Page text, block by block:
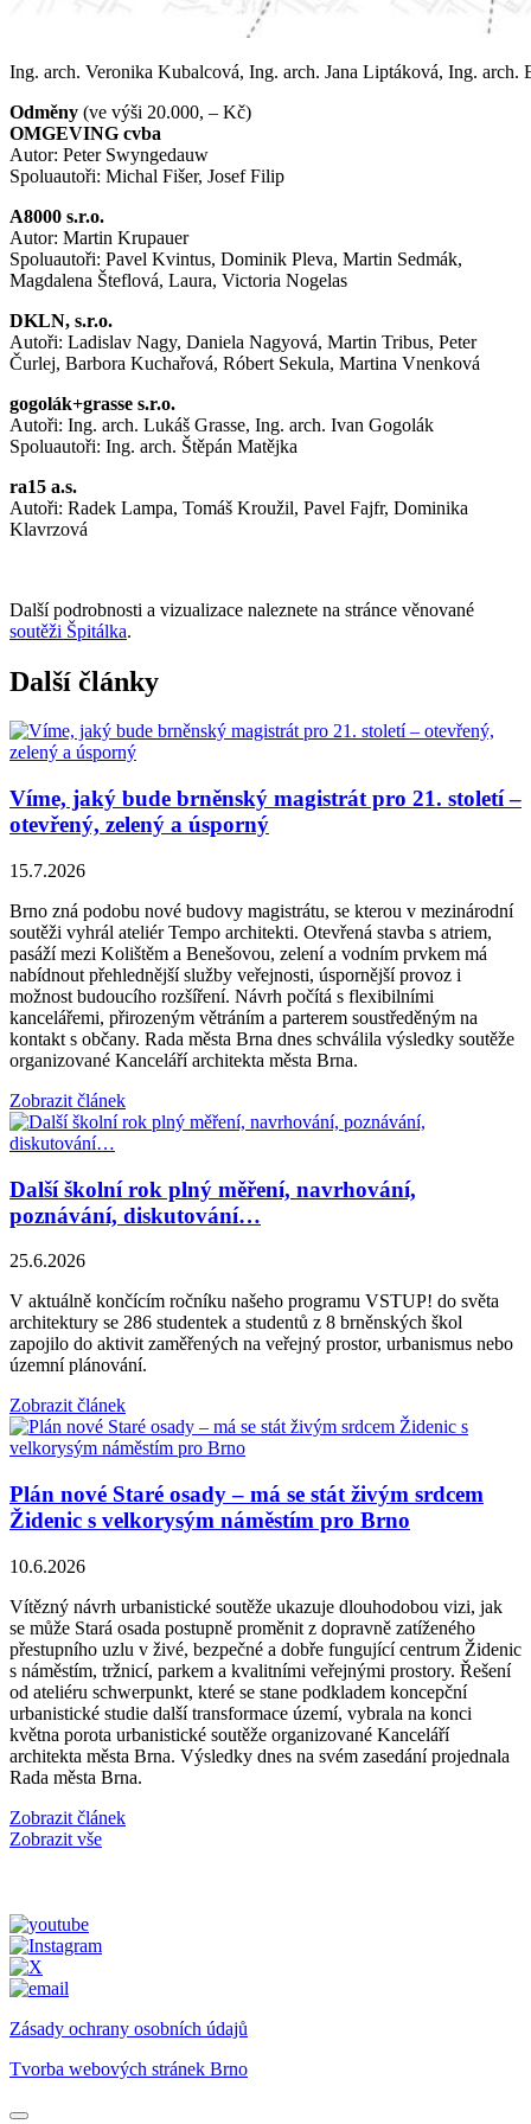
Ing. arch. Veronika Kubalcová, Ing. arch. Jana Liptáková, Ing. arch.
Odměny (ve výši 20.000, – Kč)
OMGEVING cvba
Autor: Peter Swyngedauw
Spoluautoři: Michal Fišer, Josef Filip
A8000 s.r.o.
Autor: Martin Krupauer
Spoluautoři: Pavel Kvintus, Dominik Pleva, Martin Sedmák,
Magdalena Šteflová, Laura, Victoria Nogelas
DKLN, s.r.o.
Autoři: Ladislav Nagy, Daniela Nagyová, Martin Tribus, Peter
Čurlej, Barbora Kuchařová, Róbert Sekula, Martina Vnenková
gogolák+grasse s.r.o.
Autoři: Ing. arch. Lukáš Grasse, Ing. arch. Ivan Gogolák
Spoluautoři: Ing. arch. Štěpán Matějka
ra15 a.s.
Autoři: Radek Lampa, Tomáš Kroužil, Pavel Fajfr, Dominika
Klavrzová
Další podrobnosti a vizualizace naleznete na stránce věnované
soutěži Špitálka.
Další články
Víme, jaký bude brněnský magistrát pro 21. století –
otevřený, zelený a úsporný
15.7.2026
Brno zná podobu nové budovy magistrátu, se kterou v mezinárodní
soutěži vyhrál ateliér Tempo architekti. Otevřená stavba s atriem,
pasáží mezi Kolištěm a Benešovou, zelení a vodním prvkem má
nabídnout přehlednější služby veřejnosti, úspornější provoz i
možnost budoucího rozšíření. Návrh počítá s flexibilními
kancelářemi, přirozeným větráním a parterem soustředěným na
kontakt s občany. Rada města Brna dnes schválila výsledky soutěže
organizované Kanceláří architekta města Brna.
Zobrazit článek
Další školní rok plný měření, navrhování,
poznávání, diskutování…
25.6.2026
V aktuálně končícím ročníku našeho programu VSTUP! do světa
architektury se 286 studentek a studentů z 8 brněnských škol
zapojilo do aktivit zaměřených na veřejný prostor, urbanismus nebo
územní plánování.
Zobrazit článek
Plán nové Staré osady – má se stát živým srdcem
Židenic s velkorysým náměstím pro Brno
10.6.2026
Vítězný návrh urbanistické soutěže ukazuje dlouhodobou vizi, jak
se může Stará osada postupně proměnit z dopravně zatíženého
přestupního uzlu v živé, bezpečné a dobře fungující centrum Židenic
s náměstím, tržnicí, parkem a kvalitními veřejnými prostory. Řešení
od ateliéru schwerpunkt, které se stane podkladem koncepční
urbanistické studie další transformace území, vybrala na konci
května porota urbanistické soutěže organizované Kanceláří
architekta města Brna. Výsledky dnes na svém zasedání projednala
Rada města Brna.
Zobrazit článek
Zobrazit vše
Zásady ochrany osobních údajů
Tvorba webových stránek Brno